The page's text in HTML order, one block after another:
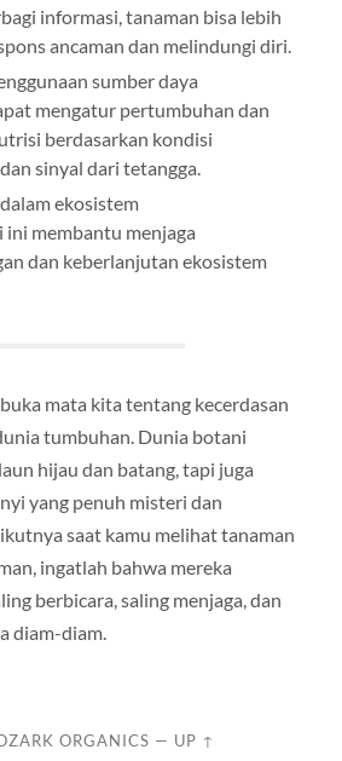
informasi, tanaman bisa lebih
ancaman dan melindungi diri.
sumber daya
mengatur pertumbuhan dan
berdasarkan kondisi
sinyal dari tetangga.
ekosistem
ini membantu menjaga
dan keberlanjutan ekosistem
mata kita tentang kecerdasan
tumbuhan. Dunia botani
hijau dan batang, tapi juga
yang penuh misteri dan
saat kamu melihat tanaman
ingatlah bahwa mereka
berbicara, saling menjaga, dan
diam-diam.
ORGANICS — UP ↑